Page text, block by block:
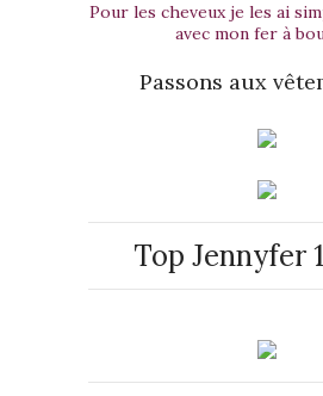
Pour les cheveux je les ai
avec mon fer à
Passons aux
Top Jennyfer